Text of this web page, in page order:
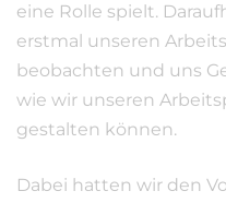
eine Rolle spielt.
erstmal unseren
beobachten und uns
wie wir unseren
gestalten können.
Dabei hatten wir den